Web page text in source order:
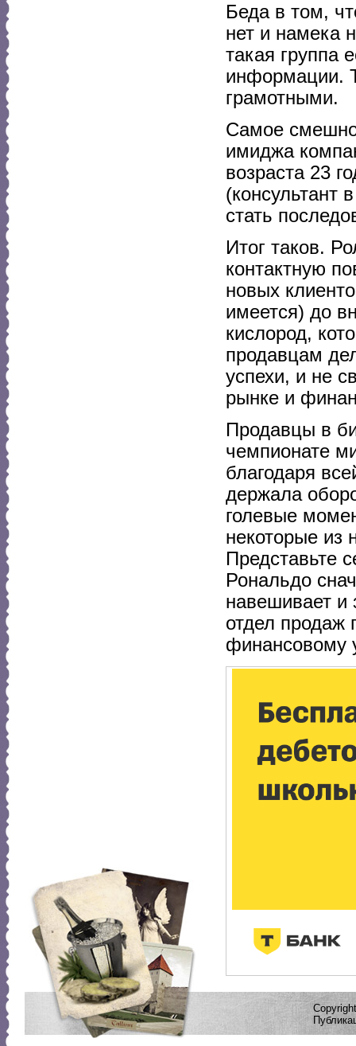
Беда в том,
нет и намека
такая группа
информации.
грамотными.
Самое
имиджа
возраста 23
(консультант
стать
Итог таков.
контактную
новых
имеется) до
кислород,
продавцам
успехи, и не
рынке и
Продавцы в
чемпионате
благодаря
держала
голевые
некоторые из
Представьте
Рональдо
навешивает и
отдел продаж
финансовому